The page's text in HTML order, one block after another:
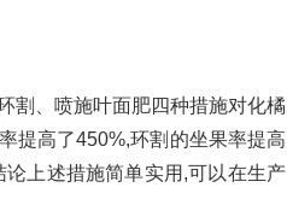
割、喷施叶面肥四种措施对化橘
提高了450%,环割的坐果率提高
上述措施简单实用,可以在生产